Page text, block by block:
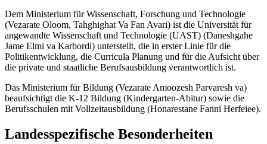
Dem Ministerium für Wissenschaft, Forschung und Technologie
(Vezarate Oloom, Tahghighat Va Fan Avari) ist die Universität für
angewandte Wissenschaft und Technologie (UAST) (Daneshgahe
Jame Elmi va Karbordi) unterstellt, die in erster Linie für die
Politikentwicklung, die Curricula Planung und für die Aufsicht über
die private und staatliche Berufsausbildung verantwortlich ist.
Das Ministerium für Bildung (Vezarate Amoozesh Parvaresh va)
beaufsichtigt die K-12 Bildung (Kindergarten-Abitur) sowie die
Berufsschulen mit Vollzeitausbildung (Honarestane Fanni Herfeiee).
Landesspezifische Besonderheiten